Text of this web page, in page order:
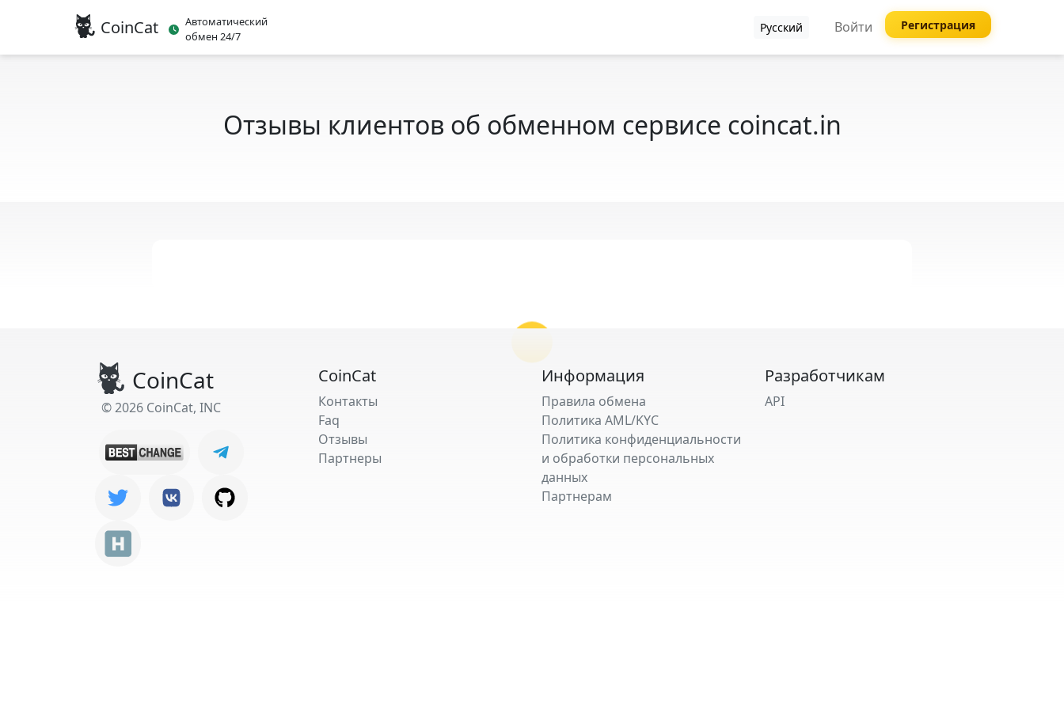
CoinCat
Автоматический
обмен 24/7
Русский Войти Регистрация
Отзывы клиентов об обменном сервисе coincat.in
CoinCat
© 2026 CoinCat, INC
CoinCat
Контакты
Faq
Отзывы
Партнеры
Информация
Правила обмена
Политика AML/KYC
Политика конфиденциальности
и обработки персональных
данных
Партнерам
Разработчикам
API